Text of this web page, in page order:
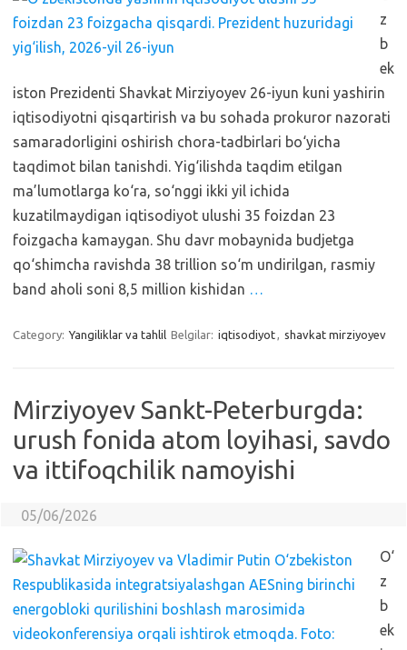
z
b
ek
iston Prezidenti Shavkat Mirziyoyev 26-iyun kuni yashirin
iqtisodiyotni qisqartirish va bu sohada prokuror nazorati
samaradorligini oshirish chora-tadbirlari bo‘yicha
taqdimot bilan tanishdi. Yig‘ilishda taqdim etilgan
ma’lumotlarga ko‘ra, so‘nggi ikki yil ichida
kuzatilmaydigan iqtisodiyot ulushi 35 foizdan 23
foizgacha kamaygan. Shu davr mobaynida budjetga
qo‘shimcha ravishda 38 trillion so‘m undirilgan, rasmiy
band aholi soni 8,5 million kishidan …
Category: Yangiliklar va tahlil Belgilar: iqtisodiyot, shavkat mirziyoyev
Mirziyoyev Sankt-Peterburgda:
urush fonida atom loyihasi, savdo
va ittifoqchilik namoyishi
05/06/2026
O‘
z
b
ek